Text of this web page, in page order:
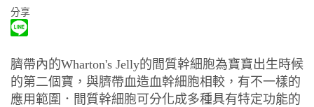
分享
臍帶內 的Wharton's Jelly的間質幹細胞為寶寶出生時候
的第二個寶，與臍帶血造血幹細胞相較，有不一樣的
應用範圍．間質幹細胞可分化成多種具有特定功能的